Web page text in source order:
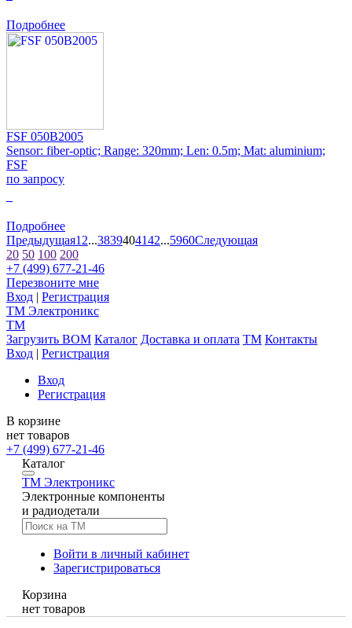
Подробнее
FSF 050B2005
Sensor: fiber-optic; Range: 320mm; Len: 0.5m; Mat: aluminium;
FSF
по запросу
Подробнее
Предыдущая1 2...3839404142...5960Следующая
20 50 100 200
+7 (499) 677-21-46
Перезвоните мне
Вход | Регистрация
TM Электроникс
TM
Загрузить BOM Каталог Доставка и оплата TM Контакты
Вход | Регистрация
Вход
Регистрация
В корзине
нет товаров
+7 (499) 677-21-46
Каталог
TM Электроникс
Электронные компоненты
и радиодетали
Войти в личный кабинет
Зарегистрироваться
Корзина
нет товаров